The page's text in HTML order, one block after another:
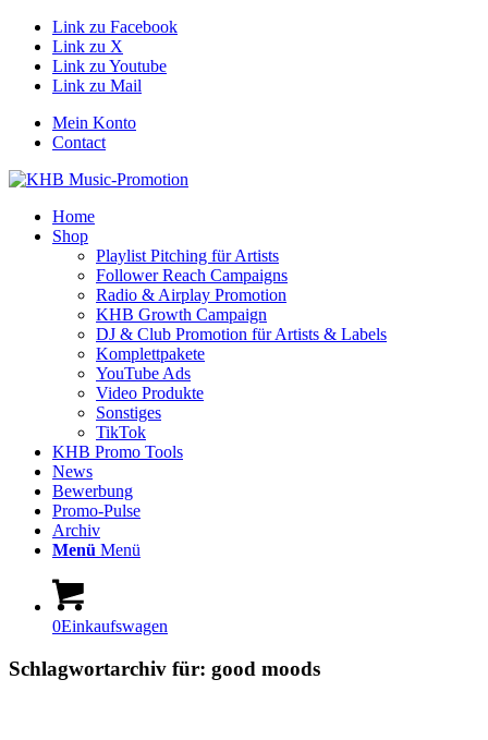
Link zu Facebook
Link zu X
Link zu Youtube
Link zu Mail
Mein Konto
Contact
Home
Shop
Playlist Pitching für Artists
Follower Reach Campaigns
Radio & Airplay Promotion
KHB Growth Campaign
DJ & Club Promotion für Artists & Labels
Komplettpakete
YouTube Ads
Video Produkte
Sonstiges
TikTok
KHB Promo Tools
News
Bewerbung
Promo-Pulse
Archiv
Menü Menü
0Einkaufswagen
Schlagwortarchiv für: good moods